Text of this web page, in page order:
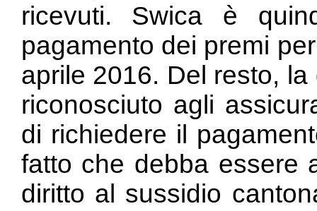
ricevuti. Swica è
pagamento dei premi
aprile 2016. Del resto,
riconosciuto agli
di richiedere il
fatto che debba essere
diritto al sussidio